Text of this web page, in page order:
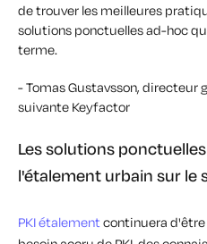
de trouver les meilleures
solutions ponctuelles ad-hoc
terme.
- Tomas Gustavsson, directeur
suivante Keyfactor
Les solutions
l'étalement urbain sur le
PKI étalement continuera